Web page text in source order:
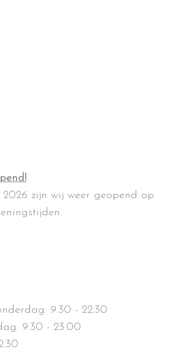
zijn wij weer geopend op
9.30 - 22.30
9.30 - 23.00